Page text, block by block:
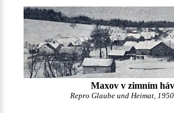
Maxov v zimním
Repro Glaube und Heimat,